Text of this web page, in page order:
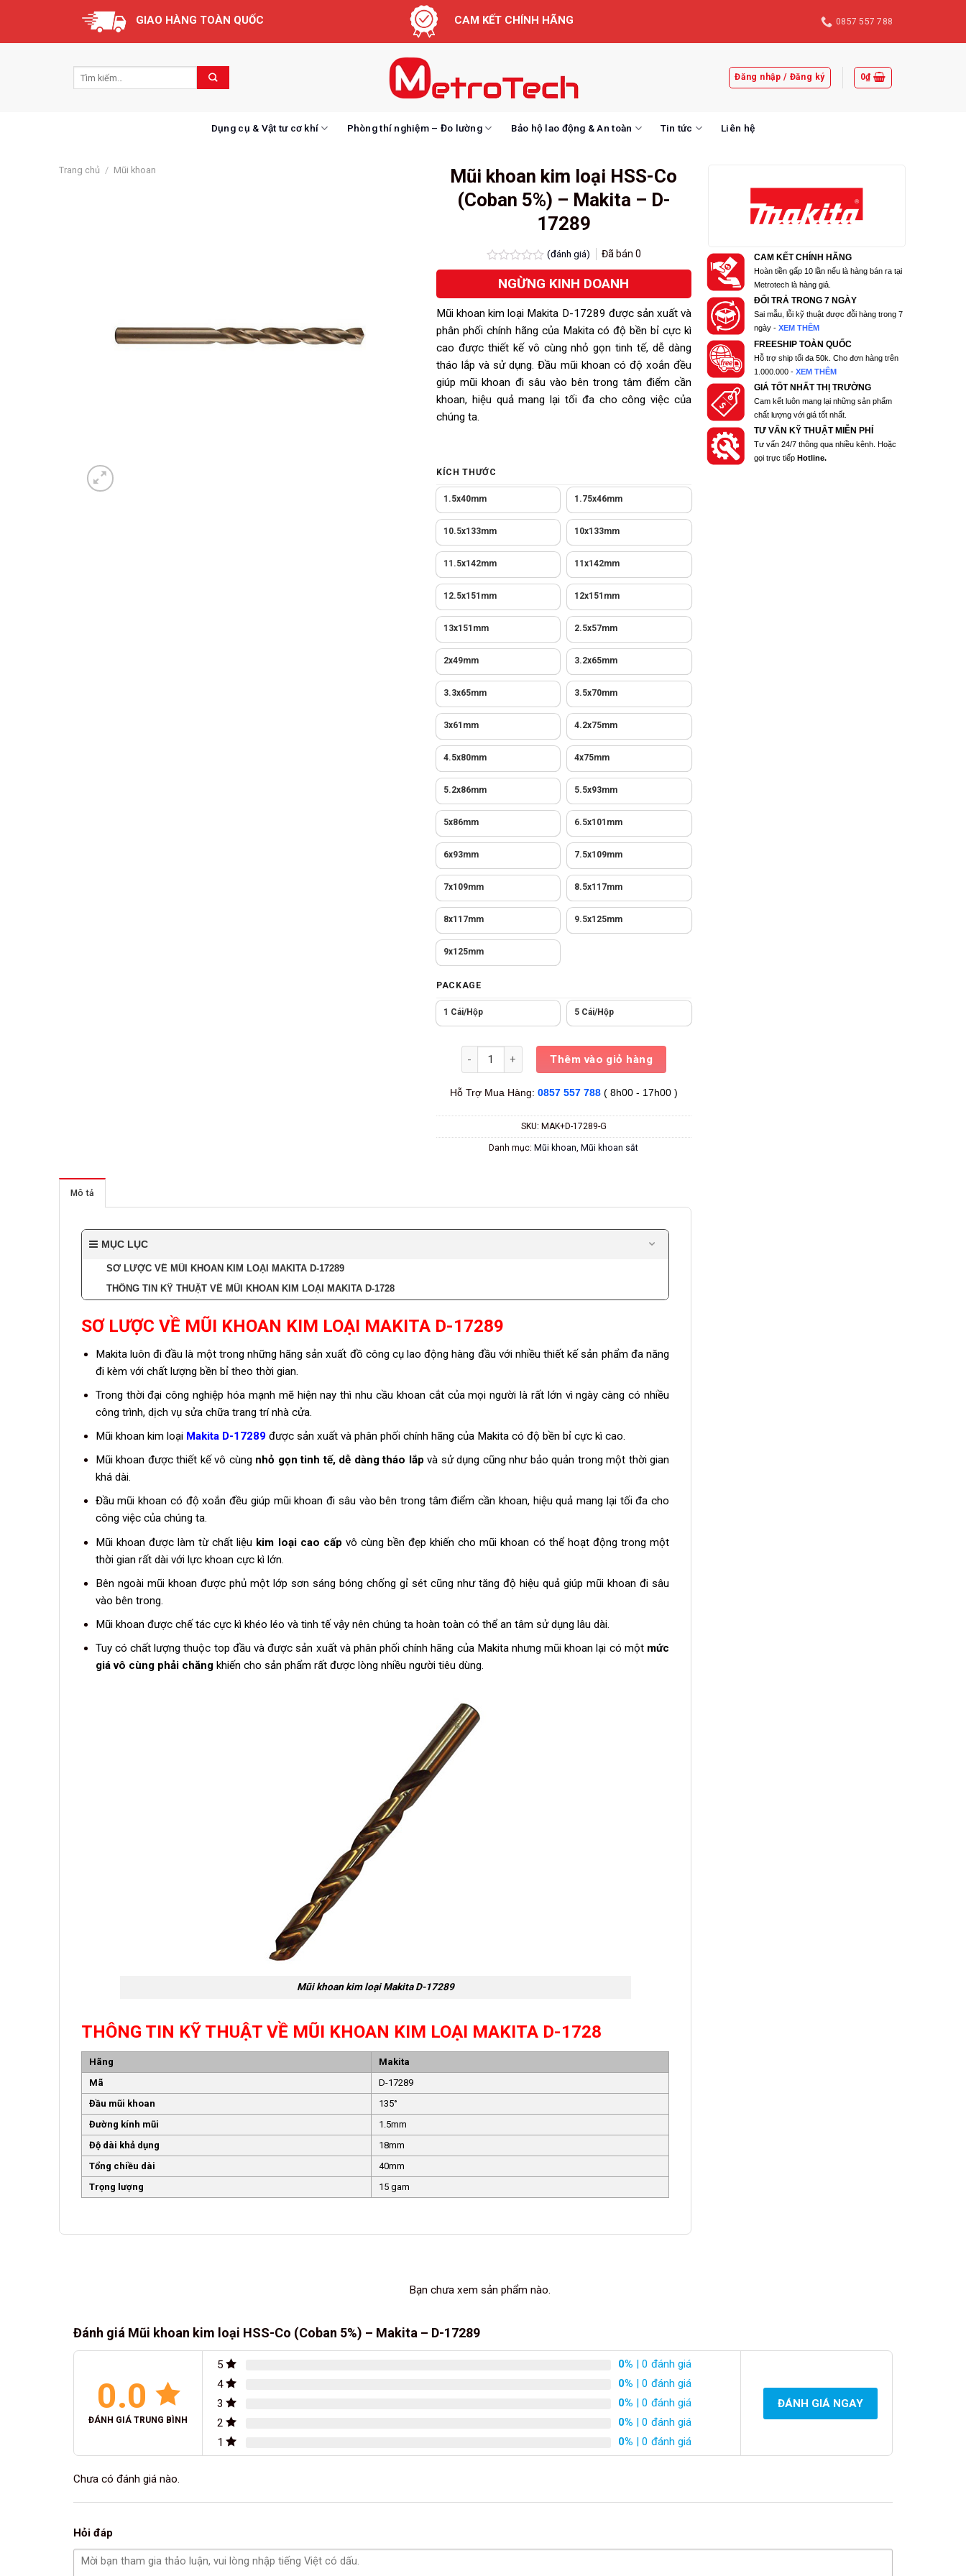
content
GIAO HÀNG TOÀN QUỐC CAM KẾT CHÍNH HÃNG 0857 557 788
Đăng nhập / Đăng ký 0₫
Dụng cụ & Vật tư cơ khí Phòng thí nghiệm – Đo lường Bảo hộ lao động & An toàn Tin tức Liên hệ
Trang chủ / Mũi khoan
Mũi khoan kim loại HSS-Co
(Coban 5%) – Makita – D-
17289
Được
xếp
5
sao
(đánh giá) Đã bán0
NGỪNG KINH DOANH
Mũi khoan kim loại Makita D-17289 được sản xuất và
phân phối chính hãng của Makita có độ bền bỉ cực kì
cao được thiết kế vô cùng nhỏ gọn tinh tế, dễ dàng
tháo lắp và sử dụng. Đầu mũi khoan có độ xoắn đều
giúp mũi khoan đi sâu vào bên trong tâm điểm cần
khoan, hiệu quả mang lại tối đa cho công việc của
chúng ta.
KÍCH THƯỚC
1.5x40mm 1.75x46mm
10.5x133mm 10x133mm
11.5x142mm 11x142mm
12.5x151mm 12x151mm
13x151mm 2.5x57mm
2x49mm 3.2x65mm
3.3x65mm 3.5x70mm
3x61mm 4.2x75mm
4.5x80mm 4x75mm
5.2x86mm 5.5x93mm
5x86mm 6.5x101mm
6x93mm 7.5x109mm
7x109mm 8.5x117mm
8x117mm 9.5x125mm
9x125mm
PACKAGE
1 Cái/hộp 5 Cái/hộp
Thêm vào giỏ hàng
Hỗ Trợ Mua Hàng: 0857 557 788 ( 8h00 - 17h00 )
SKU: MAK+D-17289-G
Danh mục:Mũi khoan ,Mũi khoan sắt
CAM KẾT CHÍNH HÃNG
Hoàn tiền gấp 10 lần nếu là hàng bán ra tại
Metrotech là hàng giả.
ĐỔI TRẢ TRONG 7 NGÀY
Sai mẫu, lỗi kỹ thuật được đỗi hàng trong 7
ngày -XEM THÊM
FREESHIP TOÀN QUỐC
Hỗ trợ ship tối đa 50k. Cho đơn hàng trên
1.000.000 -XEM THÊM
GIÁ TỐT NHẤT THỊ TRƯỜNG
Cam kết luôn mang lại những sản phẩm
chất lượng với giá tốt nhất.
TƯ VẤN KỸ THUẬT MIỄN PHÍ
Tư vấn 24/7 thông qua nhiều kênh. Hoặc
gọi trực tiếp Hotline.
Mô tả
MỤC LỤC
SƠ LƯỢC VỀ MŨI KHOAN KIM LOẠI MAKITA D-17289
THÔNG TIN KỸ THUẬT VỀ MŨI KHOAN KIM LOẠI MAKITA D-1728
SƠ LƯỢC VỀ MŨI KHOAN KIM LOẠI MAKITA D-17289
Makita luôn đi đầu là một trong những hãng sản xuất đồ công cụ lao động hàng đầu với nhiều thiết kế sản phẩm đa năng
đi kèm với chất lượng bền bỉ theo thời gian.
Trong thời đại công nghiệp hóa mạnh mẽ hiện nay thì nhu cầu khoan cắt của mọi người là rất lớn vì ngày càng có nhiều
công trình, dịch vụ sửa chữa trang trí nhà cửa.
Mũi khoan kim loại Makita D-17289được sản xuất và phân phối chính hãng của Makita có độ bền bỉ cực kì cao.
Mũi khoan được thiết kế vô cùng nhỏ gọn tinh tế, dễ dàng tháo lắp và sử dụng cũng như bảo quản trong một thời gian
khá dài.
Đầu mũi khoan có độ xoắn đều giúp mũi khoan đi sâu vào bên trong tâm điểm cần khoan, hiệu quả mang lại tối đa cho
công việc của chúng ta.
Mũi khoan được làm từ chất liệu kim loại cao cấp vô cùng bền đẹp khiến cho mũi khoan có thể hoạt động trong một
thời gian rất dài với lực khoan cực kì lớn.
Bên ngoài mũi khoan được phủ một lớp sơn sáng bóng chống gỉ sét cũng như tăng độ hiệu quả giúp mũi khoan đi sâu
vào bên trong.
Mũi khoan được chế tác cực kì khéo léo và tinh tế vậy nên chúng ta hoàn toàn có thể an tâm sử dụng lâu dài.
Tuy có chất lượng thuộc top đầu và được sản xuất và phân phối chính hãng của Makita nhưng mũi khoan lại có một mức
giá vô cùng phải chăngkhiến cho sản phẩm rất được lòng nhiều người tiêu dùng.
Mũi khoan kim loại Makita D-17289
THÔNG TIN KỸ THUẬT VỀ MŨI KHOAN KIM LOẠI MAKITA D-1728
Hãng
Makita
Mã
D-17289
Đầu mũi khoan
135°
Đường kính mũi
1.5mm
Độ dài khả dụng
18mm
Tổng chiều dài
40mm
Trọng lượng
15 gam
Bạn chưa xem sản phẩm nào.
Đánh giá Mũi khoan kim loại HSS-Co (Coban 5%) – Makita – D-17289
0.0
ĐÁNH GIÁ TRUNG BÌNH
5 0% | 0 đánh giá
4
0% | 0 đánh giá
3
0% | 0 đánh giá
2
0% | 0 đánh giá
1
0% | 0 đánh giá
ĐÁNH GIÁ NGAY
Chưa có đánh giá nào.
Hỏi đáp